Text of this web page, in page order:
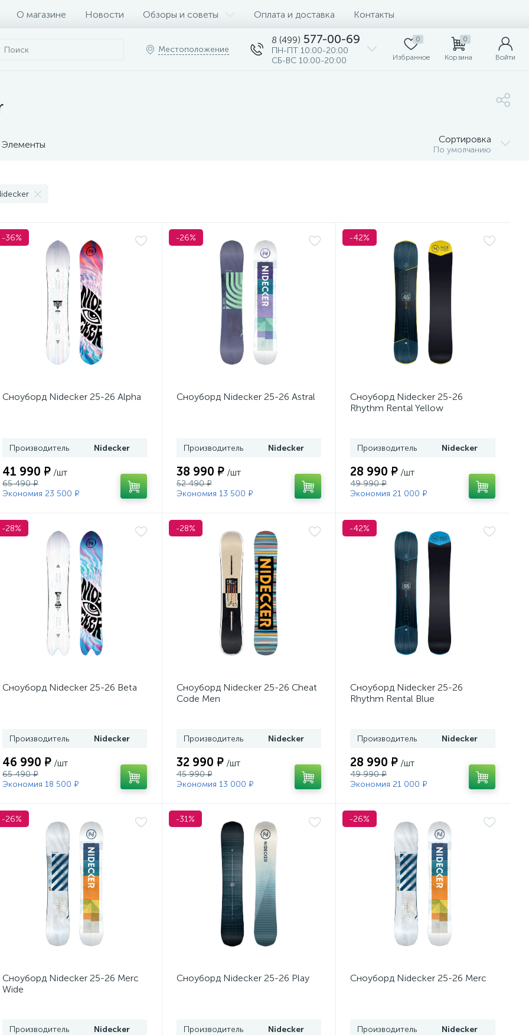
О магазине Новости Обзоры и советы Оплата и доставка Контакты
Местоположение
8 (499) 577-00-69
ПН-ПТ 10:00-20:00
СБ-ВС 10:00-20:00
0
Избранное
0
Корзина Войти
Элементы Сортировка
По умолчанию
-36%
Сноуборд Nidecker 25-26 Alpha
Производитель Nidecker
41 990 ₽ /шт
65 490 ₽
Экономия 23 500 ₽
-26%
Сноуборд Nidecker 25-26 Astral
Производитель Nidecker
38 990 ₽ /шт
52 490 ₽
Экономия 13 500 ₽
-42%
Сноуборд Nidecker 25-26
Rhythm Rental Yellow
Производитель Nidecker
28 990 ₽ /шт
49 990 ₽
Экономия 21 000 ₽
-28%
Сноуборд Nidecker 25-26 Beta
Производитель Nidecker
46 990 ₽ /шт
65 490 ₽
Экономия 18 500 ₽
-28%
Сноуборд Nidecker 25-26 Cheat
Code Men
Производитель Nidecker
32 990 ₽ /шт
45 990 ₽
Экономия 13 000 ₽
-42%
Сноуборд Nidecker 25-26
Rhythm Rental Blue
Производитель Nidecker
28 990 ₽ /шт
49 990 ₽
Экономия 21 000 ₽
-26%
Сноуборд Nidecker 25-26 Merc
Wide
Производитель Nidecker
-31%
Сноуборд Nidecker 25-26 Play
Производитель Nidecker
-26%
Сноуборд Nidecker 25-26 Merc
Производитель Nidecker